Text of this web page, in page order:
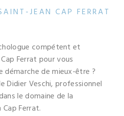
JEAN CAP FERRAT
compétent et
Ferrat pour vous
de mieux-être ?
Didier Veschi, professionnel
le domaine de la
Ferrat.